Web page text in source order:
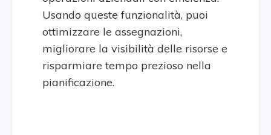
Usando queste funzionalità, puoi
ottimizzare le assegnazioni,
migliorare la visibilità delle risorse e
risparmiare tempo prezioso nella
pianificazione.